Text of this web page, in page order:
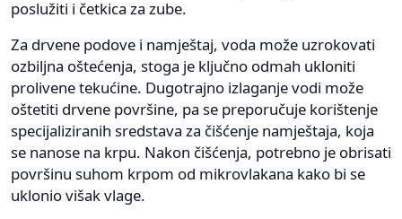
poslužiti i četkica za zube.
Za drvene podove i namještaj, voda može uzrokovati
ozbiljna oštećenja, stoga je ključno odmah ukloniti
prolivene tekućine. Dugotrajno izlaganje vodi može
oštetiti drvene površine, pa se preporučuje korištenje
specijaliziranih sredstava za čišćenje namještaja, koja
se nanose na krpu. Nakon čišćenja, potrebno je obrisati
površinu suhom krpom od mikrovlakana kako bi se
uklonio višak vlage.